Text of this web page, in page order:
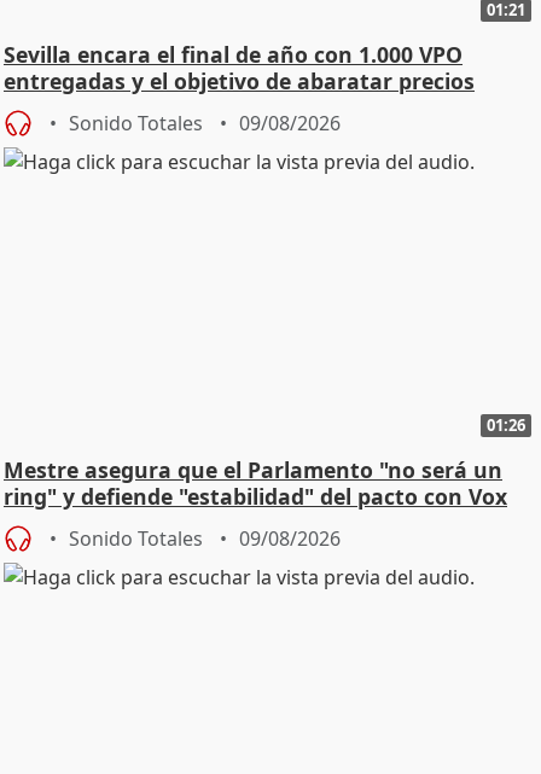
01:21
Sevilla encara el final de año con 1.000 VPO
entregadas y el objetivo de abaratar precios
Sonido Totales 09/08/2026
01:26
Mestre asegura que el Parlamento "no será un
ring" y defiende "estabilidad" del pacto con Vox
Sonido Totales 09/08/2026